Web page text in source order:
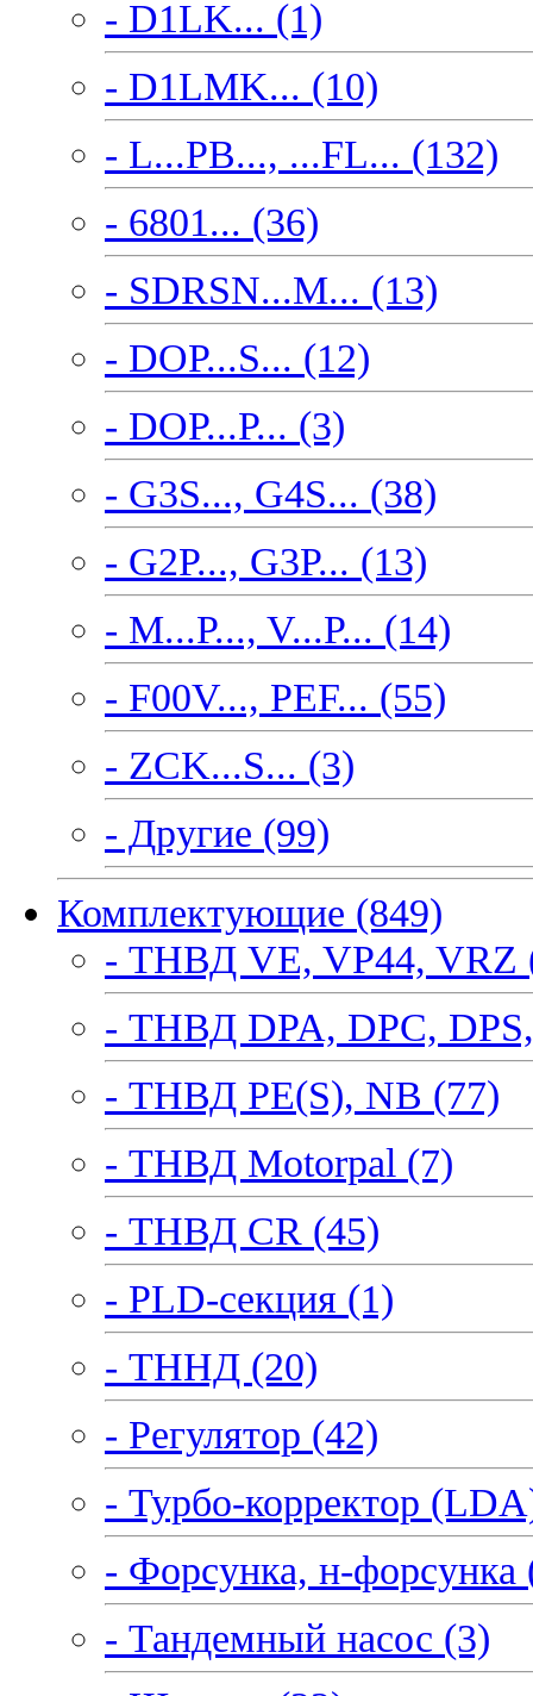
- D1LK... (1)
- D1LMK... (10)
- L...PB..., ...FL... (132)
- 6801... (36)
- SDRSN...M... (13)
- DOP...S... (12)
- DOP...P... (3)
- G3S..., G4S... (38)
- G2P..., G3P... (13)
- M...P..., V...P... (14)
- F00V..., PEF... (55)
- ZCK...S... (3)
- Другие (99)
Комплектующие (849)
- ТНВД VE, VP44, VRZ
- ТНВД DPA, DPC,
- ТНВД PE(S), NB (77)
- ТНВД Motorpal (7)
- ТНВД CR (45)
- PLD-секция (1)
- ТННД (20)
- Регулятор (42)
- Турбо-корректор
- Форсунка, н-форсунка
- Тандемный насос (3)